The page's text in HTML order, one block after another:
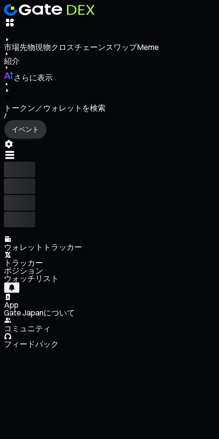
市場先物現物クロスチェーンスワップMeme
紹介
さらに表示
トークン／ウォレットを検索
/
イベント
ウォレットトラッカー
トラッカー
ポジション
ウォッチリスト
App
Gate Japanについて
コミュニティ
フィードバック